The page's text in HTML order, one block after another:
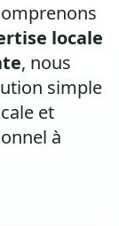
locale
, nous
simple
et
à